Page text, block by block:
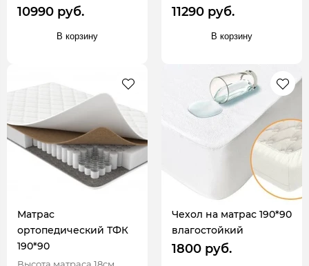
10990 руб.
В корзину
11290 руб.
В корзину
Матрас
ортопедический ТФК
190*90
Чехол на матрас 190*90
влагостойкий
1800 руб.